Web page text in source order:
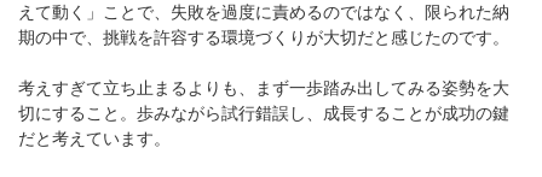
えて動く」ことで、失敗を過度に責めるのではなく、限られた納
期の中で、挑戦を許容する環境づくりが大切だと感じたのです。
考えすぎて立ち止まるよりも、まず一歩踏み出してみる姿勢を大
切にすること。歩みながら試行錯誤し、成長することが成功の鍵
だと考えています。